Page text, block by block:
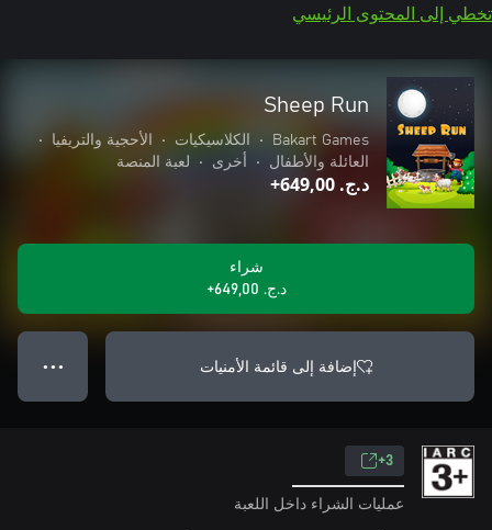
تخطي إلى المحتوى الرئيسي
Sheep Run
Bakart Games
• الكلاسيكيات • الأحجية والتريفيا
•
العائلة والأطفال
• أخرى • لعبة المنصة
د.ج.‏ 649,00+
شراء
د.ج.‏ 649,00+
إضافة إلى قائمة الأمنيات ● ● ●
3+
عمليات الشراء داخل اللعبة